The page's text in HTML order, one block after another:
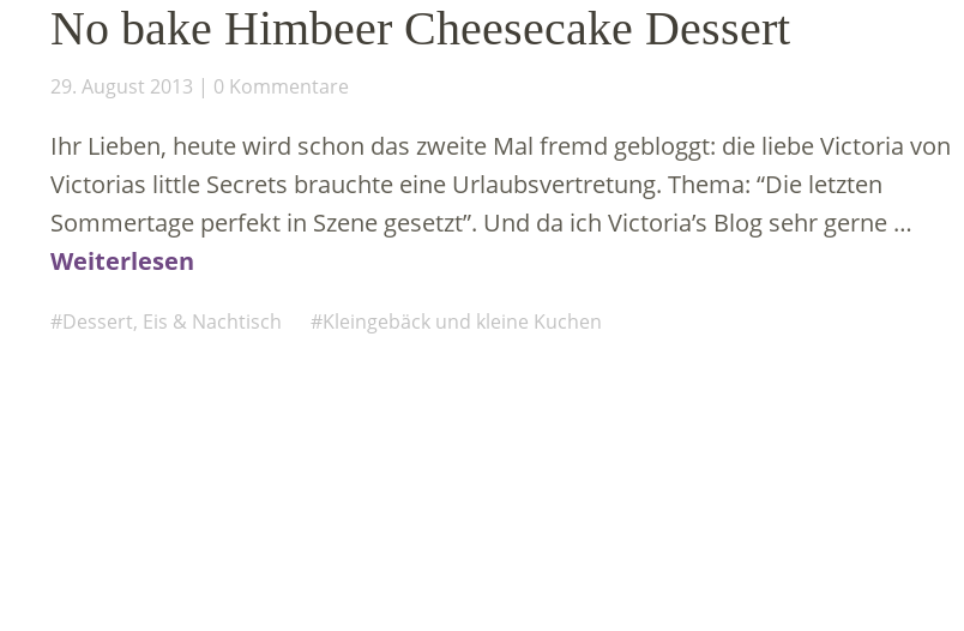
No bake Himbeer Cheesecake Dessert
29. August 2013 0 Kommentare
Ihr Lieben, heute wird schon das zweite Mal fremd gebloggt: die liebe Victoria von
Victorias little Secrets brauchte eine Urlaubsvertretung. Thema: “Die letzten
Sommertage perfekt in Szene gesetzt”. Und da ich Victoria’s Blog sehr gerne …
Weiterlesen
Dessert, Eis & Nachtisch Kleingebäck und kleine Kuchen